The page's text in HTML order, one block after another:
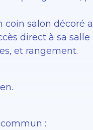
salon décoré
direct à sa
et rangement.
: